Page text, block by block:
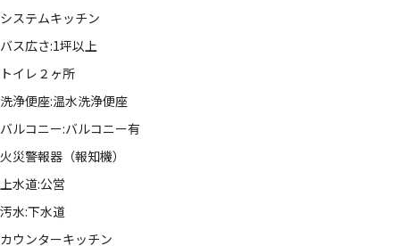
システムキッチン
バス広さ:1坪以上
トイレ２ヶ所
洗浄便座:温水洗浄便座
バルコニー:バルコニー有
火災警報器（報知機）
上水道:公営
汚水:下水道
カウンターキッチン